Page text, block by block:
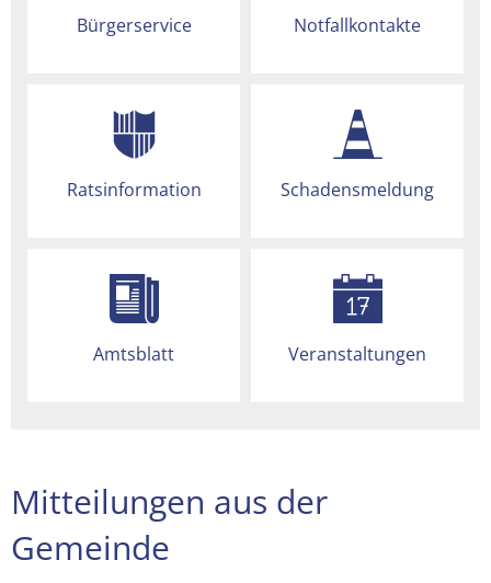
Bürgerservice Notfallkontakte
Ratsinformation Schadensmeldung
Amtsblatt Veranstaltungen
Mitteilungen aus der
Gemeinde